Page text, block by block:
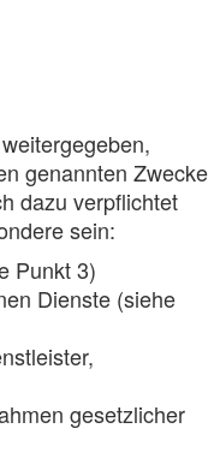
genannten Zwecke
dazu verpflichtet
sein:
Punkt 3)
Dienste (siehe
gesetzlicher